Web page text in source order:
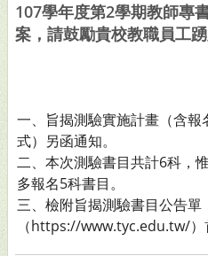
107學年度第2學期教師專
案，請鼓勵貴校教職員工
一、旨揭測驗實施計畫（含
式）另函通知。
二、本次測驗書目共計6科，
多報名5科書目。
三、檢附旨揭測驗書目公告單
（https://www.tyc.edu.tw/）